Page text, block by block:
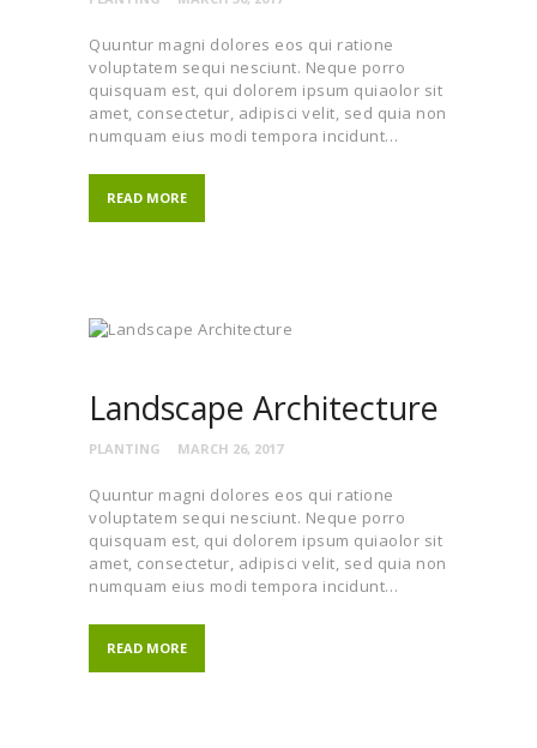
Quuntur magni dolores eos qui ratione
voluptatem sequi nesciunt. Neque porro
quisquam est, qui dolorem ipsum quiaolor sit
amet, consectetur, adipisci velit, sed quia non
numquam eius modi tempora incidunt…
READ MORE
Landscape Architecture
PLANTING MARCH 26, 2017
Quuntur magni dolores eos qui ratione
voluptatem sequi nesciunt. Neque porro
quisquam est, qui dolorem ipsum quiaolor sit
amet, consectetur, adipisci velit, sed quia non
numquam eius modi tempora incidunt…
READ MORE